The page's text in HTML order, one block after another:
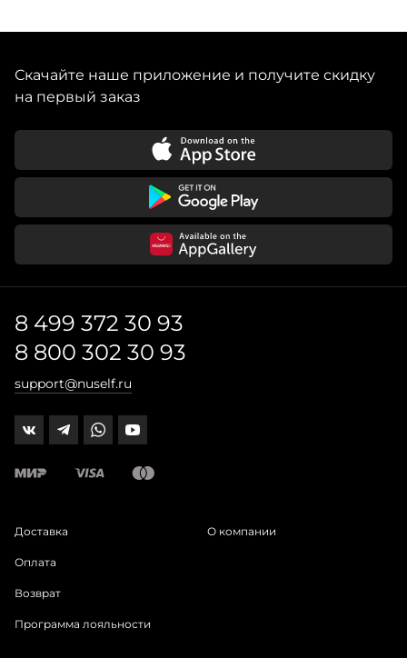
Скачайте наше приложение и получите скидку
на первый заказ
8 499 372 30 93
8 800 302 30 93
support@nuself.ru
Доставка
Оплата
Возврат
Программа лояльности
О компании